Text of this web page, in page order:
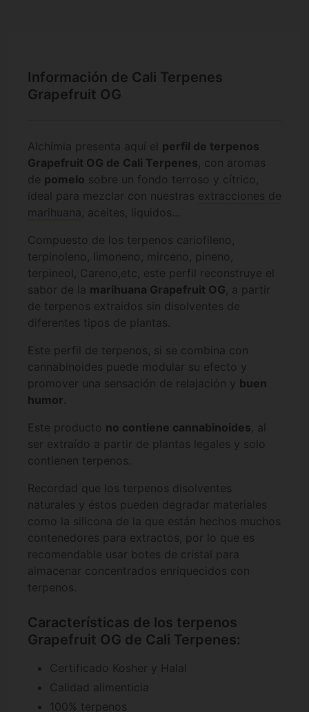
Información de Cali Terpenes
Grapefruit OG
Alchimia presenta aquí el perfil de terpenos
Grapefruit OG de Cali Terpenes, con aromas
de pomelo sobre un fondo terroso y cítrico,
ideal para mezclar con nuestras extracciones de
marihuana , aceites, liquidos...
Compuesto de los terpenos cariofileno,
terpinoleno, limoneno, mirceno, pineno,
terpineol, Careno,etc, este perfil reconstruye el
sabor de la marihuana Grapefruit OG, a partir
de terpenos extraidos sin disolventes de
diferentes tipos de plantas.
Este perfil de terpenos, si se combina con
cannabinoides puede modular su efecto y
promover una sensación de relajación y buen
humor.
Este producto no contiene cannabinoides, al
ser extraído a partir de plantas legales y solo
contienen terpenos.
Recordad que los terpenos disolventes
naturales y éstos pueden degradar materiales
como la silicona de la que están hechos muchos
contenedores para extractos, por lo que es
recomendable usar botes de cristal para
almacenar concentrados enriquecidos con
terpenos.
Características de los terpenos
Grapefruit OG de Cali Terpenes:
Certificado Kosher y Halal
Calidad alimenticia
100% terpenos